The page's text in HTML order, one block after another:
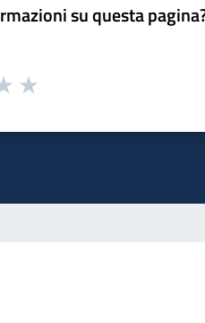
su questa